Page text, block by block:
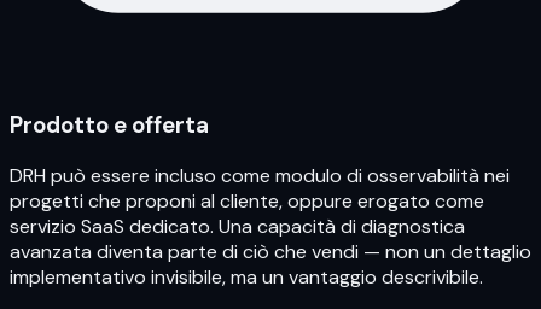
Prodotto e offerta
DRH può essere incluso come modulo di osservabilità nei
progetti che proponi al cliente, oppure erogato come
servizio SaaS dedicato. Una capacità di diagnostica
avanzata diventa parte di ciò che vendi — non un dettaglio
implementativo invisibile, ma un vantaggio descrivibile.